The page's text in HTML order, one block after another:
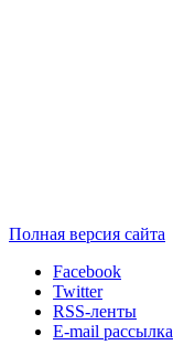
Полная версия сайта
Facebook
Twitter
RSS-ленты
E-mail рассылка